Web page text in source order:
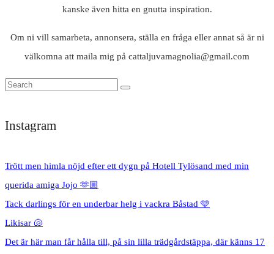
kanske även hitta en gnutta inspiration.
Om ni vill samarbeta, annonsera, ställa en fråga eller annat så är ni
välkomna att maila mig på cattaljuvamagnolia@gmail.com
Instagram
Trött men himla nöjd efter ett dygn på Hotell Tylösand med min
querida amiga Jojo 🫶🏼
Tack darlings för en underbar helg i vackra Båstad 🩵
Likisar 🐚
Det är här man får hålla till, på sin lilla trädgårdstäppa, där känns 17